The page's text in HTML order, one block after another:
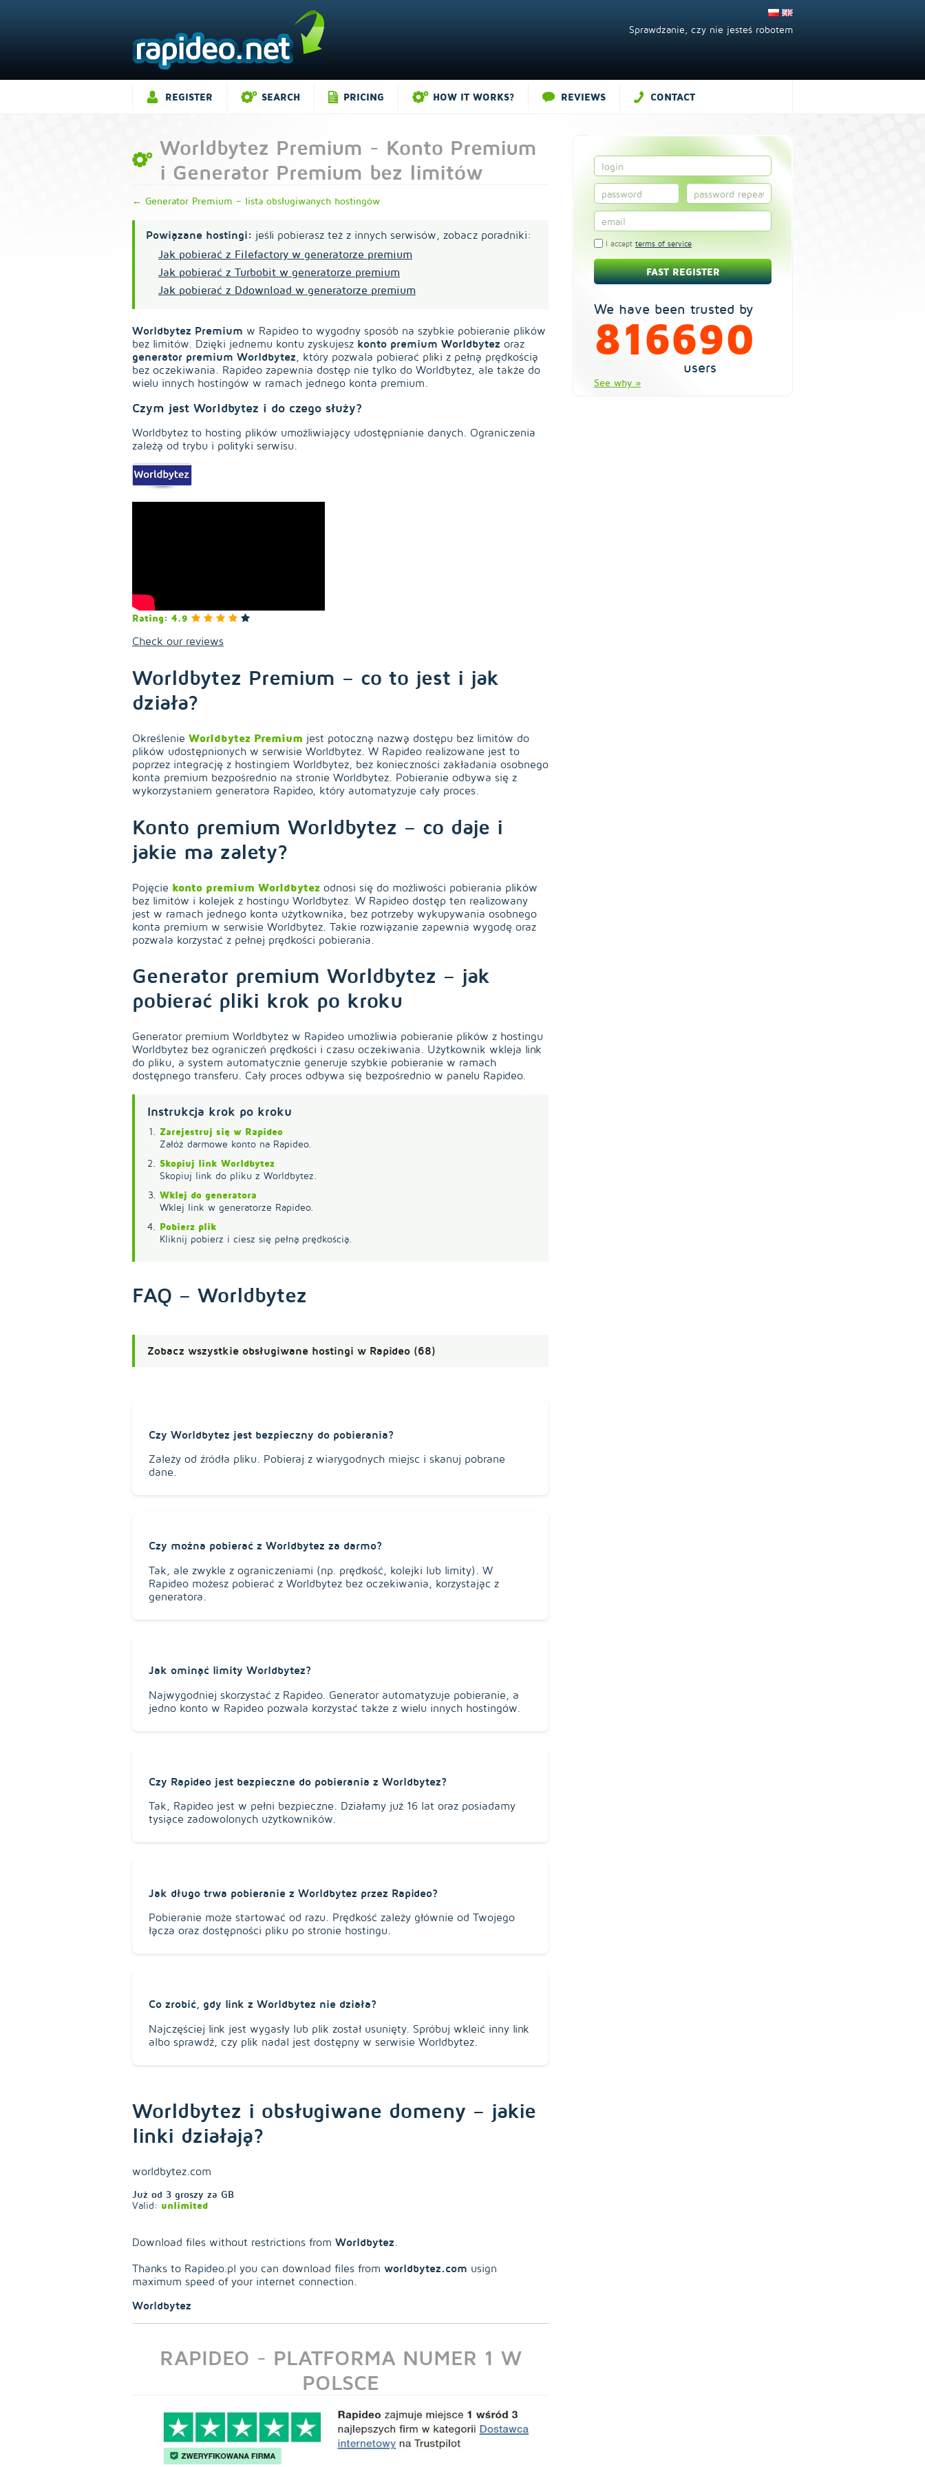
Sprawdzanie, czy nie jesteś robotem
REGISTER SEARCH PRICING HOW IT WORKS? REVIEWS CONTACT
Worldbytez Premium - Konto Premium
i Generator Premium bez limitów
← Generator Premium – lista obsługiwanych hostingów
Powiązane hostingi: jeśli pobierasz też z innych serwisów, zobacz poradniki:
Jak pobierać z Filefactory w generatorze premium
Jak pobierać z Turbobit w generatorze premium
Jak pobierać z Ddownload w generatorze premium
Worldbytez Premium w Rapideo to wygodny sposób na szybkie pobieranie plików
bez limitów. Dzięki jednemu kontu zyskujesz konto premium Worldbytez oraz
generator premium Worldbytez, który pozwala pobierać pliki z pełną prędkością
bez oczekiwania. Rapideo zapewnia dostęp nie tylko do Worldbytez, ale także do
wielu innych hostingów w ramach jednego konta premium.
Czym jest Worldbytez i do czego służy?
Worldbytez to hosting plików umożliwiający udostępnianie danych. Ograniczenia
zależą od trybu i polityki serwisu.
Rating: 4.9
Check our reviews
Worldbytez Premium – co to jest i jak
działa?
Określenie Worldbytez Premium jest potoczną nazwą dostępu bez limitów do
plików udostępnionych w serwisie Worldbytez. W Rapideo realizowane jest to
poprzez integrację z hostingiem Worldbytez, bez konieczności zakładania osobnego
konta premium bezpośrednio na stronie Worldbytez. Pobieranie odbywa się z
wykorzystaniem generatora Rapideo, który automatyzuje cały proces.
Konto premium Worldbytez – co daje i
jakie ma zalety?
Pojęcie konto premium Worldbytez odnosi się do możliwości pobierania plików
bez limitów i kolejek z hostingu Worldbytez. W Rapideo dostęp ten realizowany
jest w ramach jednego konta użytkownika, bez potrzeby wykupywania osobnego
konta premium w serwisie Worldbytez. Takie rozwiązanie zapewnia wygodę oraz
pozwala korzystać z pełnej prędkości pobierania.
Generator premium Worldbytez – jak
pobierać pliki krok po kroku
Generator premium Worldbytez w Rapideo umożliwia pobieranie plików z hostingu
Worldbytez bez ograniczeń prędkości i czasu oczekiwania. Użytkownik wkleja link
do pliku, a system automatycznie generuje szybkie pobieranie w ramach
dostępnego transferu. Cały proces odbywa się bezpośrednio w panelu Rapideo.
Instrukcja krok po kroku
Zarejestruj się w Rapideo
Załóż darmowe konto na Rapideo.
Skopiuj link Worldbytez
Skopiuj link do pliku z Worldbytez.
Wklej do generatora
Wklej link w generatorze Rapideo.
Pobierz plik
Kliknij pobierz i ciesz się pełną prędkością.
FAQ – Worldbytez
Zobacz wszystkie obsługiwane hostingi w Rapideo (68)
Czy Worldbytez jest bezpieczny do pobierania?
Zależy od źródła pliku. Pobieraj z wiarygodnych miejsc i skanuj pobrane
dane.
Czy można pobierać z Worldbytez za darmo?
Tak, ale zwykle z ograniczeniami (np. prędkość, kolejki lub limity). W
Rapideo możesz pobierać z Worldbytez bez oczekiwania, korzystając z
generatora.
Jak ominąć limity Worldbytez?
Najwygodniej skorzystać z Rapideo. Generator automatyzuje pobieranie, a
jedno konto w Rapideo pozwala korzystać także z wielu innych hostingów.
Czy Rapideo jest bezpieczne do pobierania z Worldbytez?
Tak, Rapideo jest w pełni bezpieczne. Działamy już 16 lat oraz posiadamy
tysiące zadowolonych użytkowników.
Jak długo trwa pobieranie z Worldbytez przez Rapideo?
Pobieranie może startować od razu. Prędkość zależy głównie od Twojego
łącza oraz dostępności pliku po stronie hostingu.
Co zrobić, gdy link z Worldbytez nie działa?
Najczęściej link jest wygasły lub plik został usunięty. Spróbuj wkleić inny link
albo sprawdź, czy plik nadal jest dostępny w serwisie Worldbytez.
Worldbytez i obsługiwane domeny – jakie
linki działają?
worldbytez.com
Już od 3 groszy za GB
Valid: unlimited
Download files without restrictions from Worldbytez
Thanks to Rapideo.pl you can download files from worldbytez.com usign
maximum speed of your internet connection.
Worldbytez
RAPIDEO - PLATFORMA NUMER 1 W
POLSCE
I accept terms of service
We have been trusted by
816690
users
See why »